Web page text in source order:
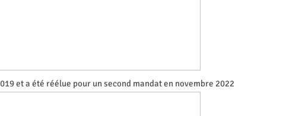
et a été réélue pour un second mandat en novembre 2022